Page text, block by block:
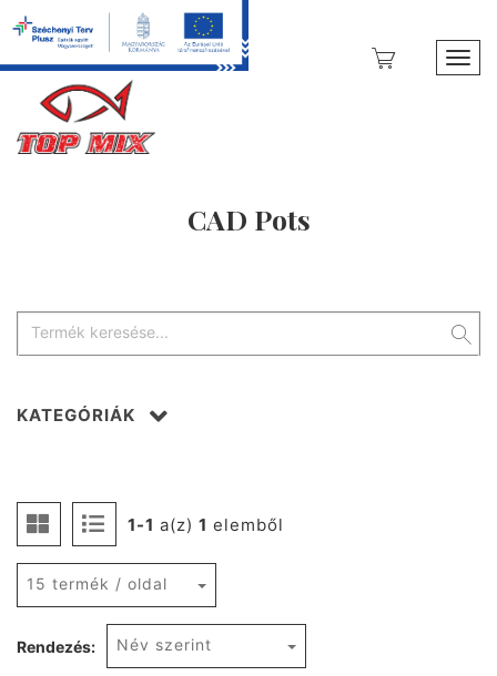
CAD Pots
1-1 a(z) 1 elemből
15 termék / oldal
Rendezés: Név szerint
KATEGÓRIÁK